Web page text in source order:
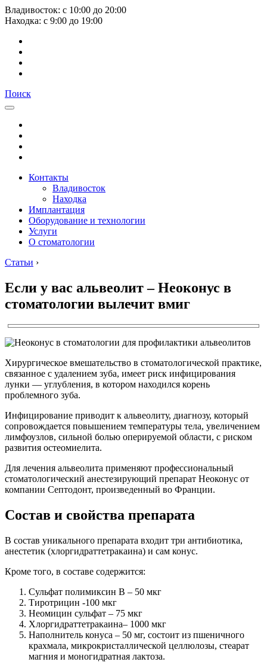
Владивосток: с 10:00 до 20:00
Находка: с 9:00 до 19:00
Поиск
Контакты
Владивосток
Находка
Имплантация
Оборудование и технологии
Услуги
О стоматологии
Статьи ›
Если у вас альвеолит – Неоконус в
стоматологии вылечит вмиг
Хирургическое вмешательство в стоматологической практике,
связанное с удалением зуба, имеет риск инфицирования
лунки — углубления, в котором находился корень
проблемного зуба.
Инфицирование приводит к альвеолиту, диагнозу, который
сопровождается повышением температуры тела, увеличением
лимфоузлов, сильной болью оперируемой области, с риском
развития остеомиелита.
Для лечения альвеолита применяют профессиональный
стоматологический анестезирующий препарат Неоконус от
компании Септодонт, произведенный во Франции.
Состав и свойства препарата
В состав уникального препарата входит три антибиотика,
анестетик (хлоргидраттетракаина) и сам конус.
Кроме того, в составе содержится:
Сульфат полимиксин B – 50 мкг
Тиротрицин -100 мкг
Неомицин сульфат – 75 мкг
Хлоргидраттетракаина– 1000 мкг
Наполнитель конуса – 50 мг, состоит из пшеничного
крахмала, микрокристаллической целлюлозы, стеарат
магния и моногидратная лактоза.